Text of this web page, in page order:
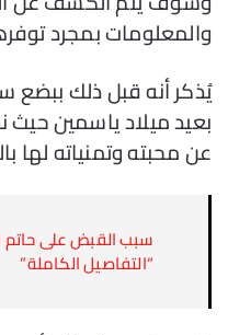
والمعلومات بمجرد
يُذكر أنه قبل ذلك
بعيد ميلاد ياسمين
عن محبته وتمنياته لها
سبب القبض على حاتم
“التفاصيل الكاملة”